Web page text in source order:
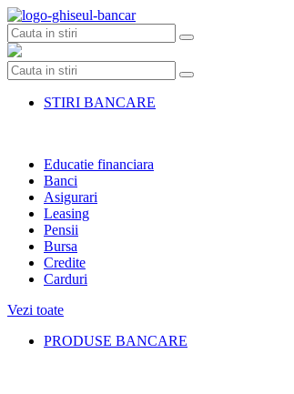
Skip
to
content
STIRI BANCARE
Educatie financiara
Banci
Asigurari
Leasing
Pensii
Bursa
Credite
Carduri
Vezi toate
PRODUSE BANCARE